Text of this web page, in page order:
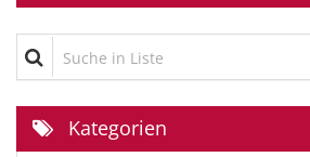
Suche in Liste
Kategorien